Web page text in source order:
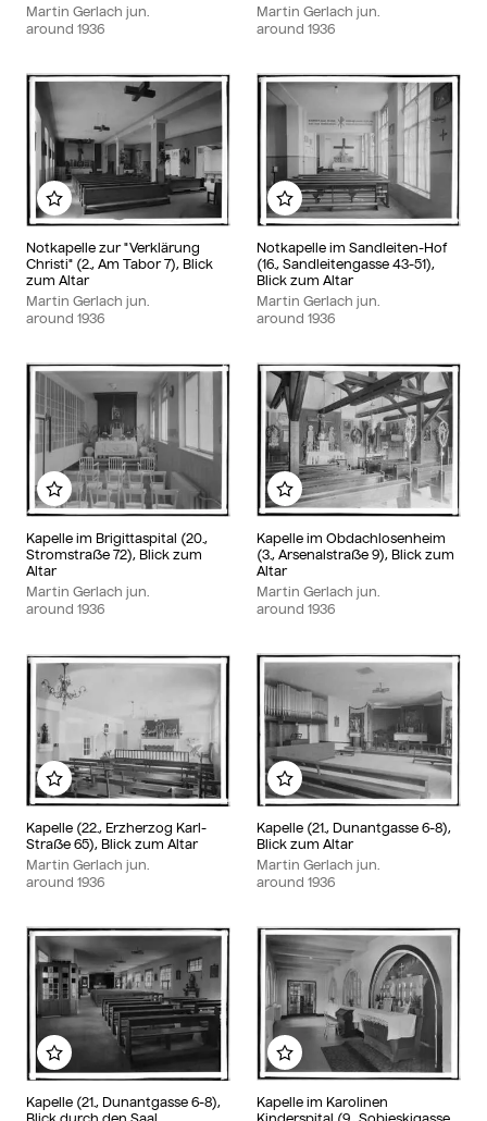
Martin Gerlach jun.
around 1936
Martin Gerlach jun.
around 1936
Notkapelle zur "Verklärung
Christi" (2., Am Tabor 7), Blick
zum Altar
Martin Gerlach jun.
around 1936
Add to my album
Notkapelle im Sandleiten-Hof
(16., Sandleitengasse 43-51),
Blick zum Altar
Martin Gerlach jun.
around 1936
Add to my album
Kapelle im Brigittaspital (20.,
Stromstraße 72), Blick zum
Altar
Martin Gerlach jun.
around 1936
Add to my album
Kapelle im Obdachlosenheim
(3., Arsenalstraße 9), Blick zum
Altar
Martin Gerlach jun.
around 1936
Add to my album
Kapelle (22., Erzherzog Karl-
Straße 65), Blick zum Altar
Martin Gerlach jun.
around 1936
Add to my album
Kapelle (21., Dunantgasse 6-8),
Blick zum Altar
Martin Gerlach jun.
around 1936
Add to my album
Kapelle (21., Dunantgasse 6-8),
Add to my album
Kapelle im Karolinen
Add to my album